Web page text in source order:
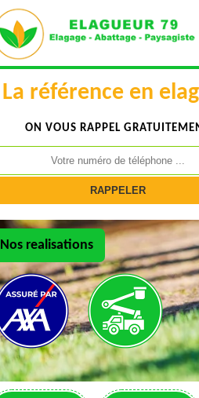
La référence en
ON VOUS RAPPEL
Nos realisations